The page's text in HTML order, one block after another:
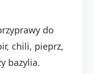
do
chili, pieprz,
bazylia.